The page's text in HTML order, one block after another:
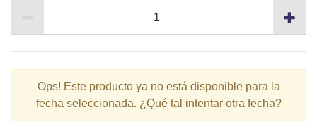
Ops! Este producto ya no está disponible para la
fecha seleccionada. ¿Qué tal intentar otra fecha?